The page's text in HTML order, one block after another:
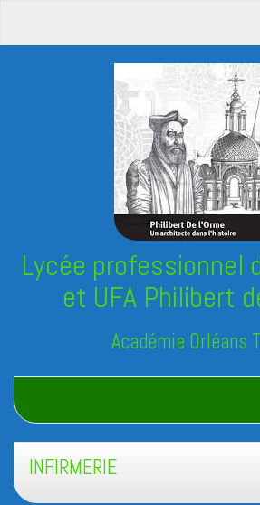
Lycée professionnel
et UFA Philibert
Académie Orléans
INFIRMERIE